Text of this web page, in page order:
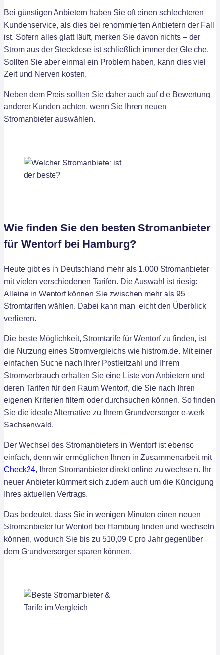
Bei günstigen Anbietern haben Sie oft einen schlechteren
Kundenservice, als dies bei renommierten Anbietern der Fall
ist. Sofern alles glatt läuft, merken Sie davon nichts – der
Strom aus der Steckdose ist schließlich immer der Gleiche.
Sollten Sie aber einmal ein Problem haben, kann dies viel
Zeit und Nerven kosten.
Neben dem Preis sollten Sie daher auch auf die Bewertung
anderer Kunden achten, wenn Sie Ihren neuen
Stromanbieter auswählen.
Wie finden Sie den besten Stromanbieter
für Wentorf bei Hamburg?
Heute gibt es in Deutschland mehr als 1.000 Stromanbieter
mit vielen verschiedenen Tarifen. Die Auswahl ist riesig:
Alleine in Wentorf können Sie zwischen mehr als 95
Stromtarifen wählen. Dabei kann man leicht den Überblick
verlieren.
Die beste Möglichkeit, Stromtarife für Wentorf zu finden, ist
die Nutzung eines Stromvergleichs wie histrom.de. Mit einer
einfachen Suche nach Ihrer Postleitzahl und Ihrem
Stromverbrauch erhalten Sie eine Liste von Anbietern und
deren Tarifen für den Raum Wentorf, die Sie nach Ihren
eigenen Kriterien filtern oder durchsuchen können. So finden
Sie die ideale Alternative zu Ihrem Grundversorger e-werk
Sachsenwald.
Der Wechsel des Stromanbieters in Wentorf ist ebenso
einfach, denn wir ermöglichen Ihnen in Zusammenarbeit mit
Check24, Ihren Stromanbieter direkt online zu wechseln. Ihr
neuer Anbieter kümmert sich zudem auch um die Kündigung
Ihres aktuellen Vertrags.
Das bedeutet, dass Sie in wenigen Minuten einen neuen
Stromanbieter für Wentorf bei Hamburg finden und wechseln
können, wodurch Sie bis zu 510,09 € pro Jahr gegenüber
dem Grundversorger sparen können.